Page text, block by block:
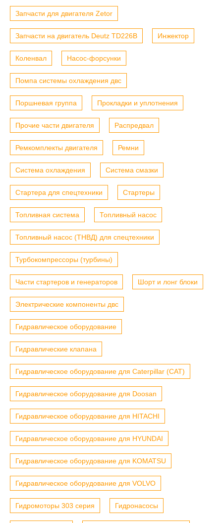
Запчасти для двигателя Zetor
Запчасти на двигатель Deutz TD226B Инжектор
Коленвал Насос-форсунки
Помпа системы охлаждения двс
Поршневая группа Прокладки и уплотнения
Прочие части двигателя Распредвал
Ремкомплекты двигателя Ремни
Система охлаждения Система смазки
Стартера для спецтехники Стартеры
Топливная система Топливный насос
Топливный насос (ТНВД) для спецтехники
Турбокомпрессоры (турбины)
Части стартеров и генераторов Шорт и лонг блоки
Электрические компоненты двс
Гидравлическое оборудование
Гидравлические клапана
Гидравлическое оборудование для Caterpillar (CAT)
Гидравлическое оборудование для Doosan
Гидравлическое оборудование для HITACHI
Гидравлическое оборудование для HYUNDAI
Гидравлическое оборудование для KOMATSU
Гидравлическое оборудование для VOLVO
Гидромоторы 303 серия Гидронасосы